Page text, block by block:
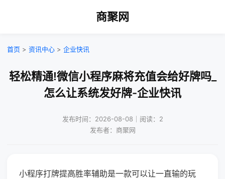
商聚网
首页 > 资讯中心 > 企业快讯
轻松精通!微信小程序麻将充值会给好牌吗_
怎么让系统发好牌-企业快讯
发布时间：2026-08-08｜阅读：2
发布者：商聚网
小程序打牌提高胜率辅助是一款可以让一直输的玩